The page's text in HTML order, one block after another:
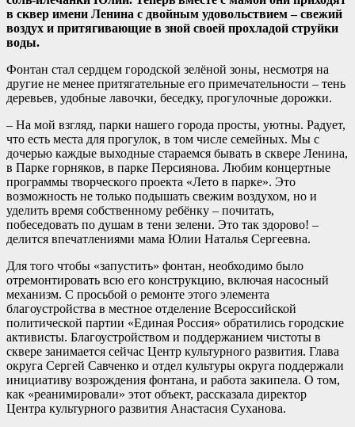
в сквер имени Ленина с двойным удовольствием – свежий
воздух и притягивающие в зной своей прохладой струйки
воды.
Фонтан стал сердцем городской зелёной зоны, несмотря на
другие не менее притягательные его примечательности – тень
деревьев, удобные лавочки, беседку, прогулочные дорожки.
– На мой взгляд, парки нашего города просты, уютны. Радует,
что есть места для прогулок, в том числе семейных. Мы с
дочерью каждые выходные стараемся бывать в сквере Ленина,
в Парке горняков, в парке Персиянова. Любим концертные
программы творческого проекта «Лето в парке». Это
возможность не только подышать свежим воздухом, но и
уделить время собственному ребёнку – почитать,
побеседовать по душам в тени зелени. Это так здорово! –
делится впечатлениями мама Юлии Наталья Сергеевна.
Для того чтобы «запустить» фонтан, необходимо было
отремонтировать всю его конструкцию, включая насосный
механизм. С просьбой о ремонте этого элемента
благоустройства в местное отделение Всероссийской
политической партии «Единая Россия» обратились городские
активисты. Благоустройством и поддержанием чистоты в
сквере занимается сейчас Центр культурного развития. Глава
округа Сергей Савченко и отдел культуры округа поддержали
инициативу возрождения фонтана, и работа закипела. О том,
как «реанимировали» этот объект, рассказала директор
Центра культурного развития Анастасия Суханова.